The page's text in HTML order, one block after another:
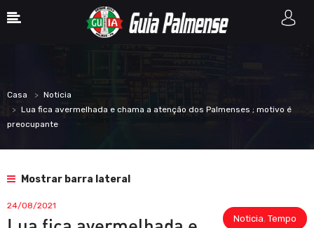
Casa
Noticia
Lua fica avermelhada e chama a atenção dos Palmenses ; motivo é
preocupante
Mostrar barra lateral
Noticia, Tempo
24/08/2021